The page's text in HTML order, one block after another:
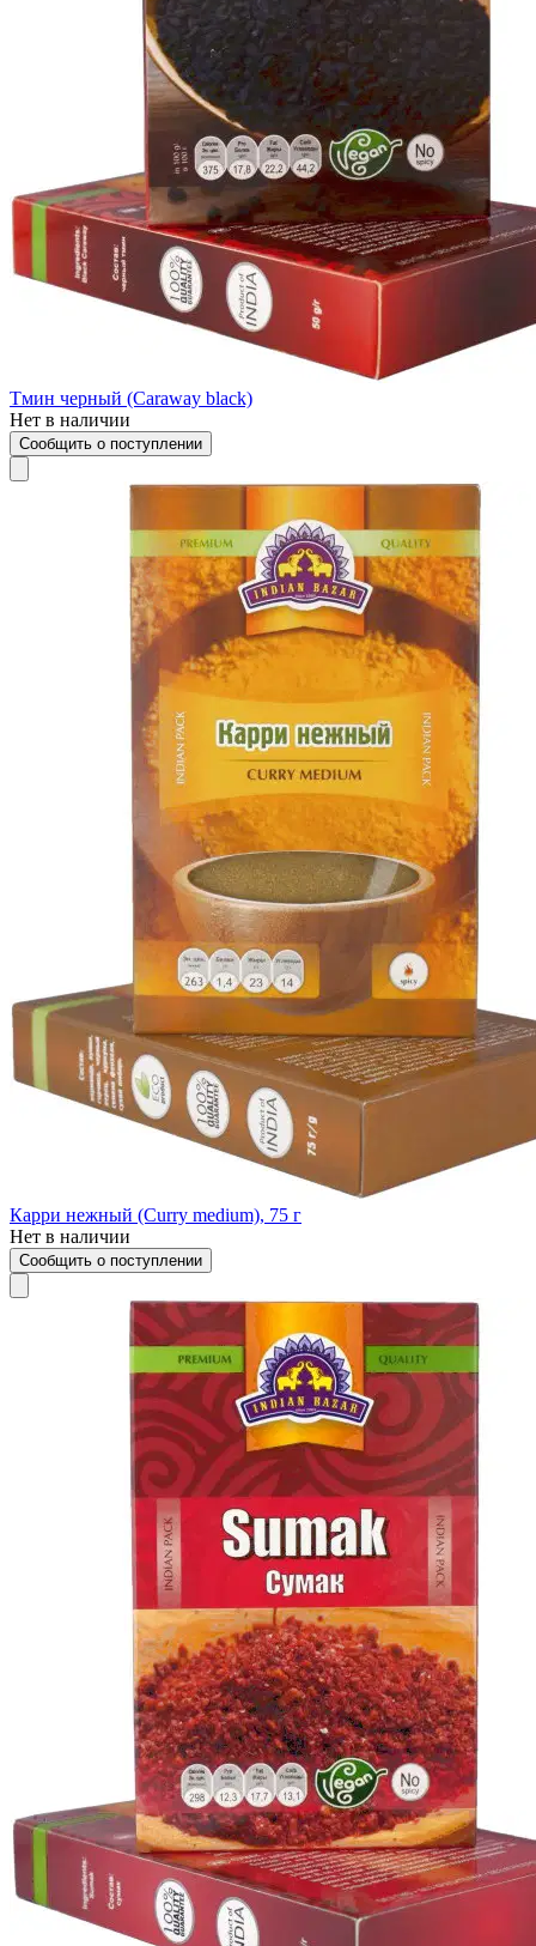
Тмин черный (Сaraway black)
Нет в наличии
Сообщить о поступлении
Карри нежный (Curry medium), 75 г
Нет в наличии
Сообщить о поступлении